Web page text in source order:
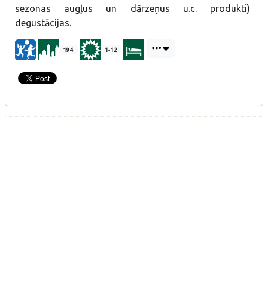
sezonas augļus un dārzeņus u.c. produkti)
degustācijas.
194 1-12